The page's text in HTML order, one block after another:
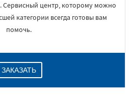
Сервисный центр, которому можно
категории всегда готовы вам
помочь.
ЗАКАЗАТЬ
×